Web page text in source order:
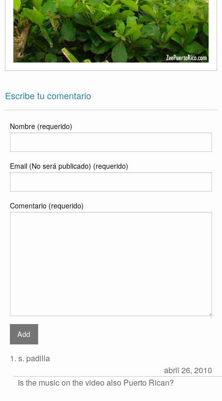
Escribe tu comentario
Nombre (requerido)
Email (No será publicado) (requerido)
Comentario (requerido)
1. s. padilla
abril 26, 2010
Is the music on the video also Puerto Rican?